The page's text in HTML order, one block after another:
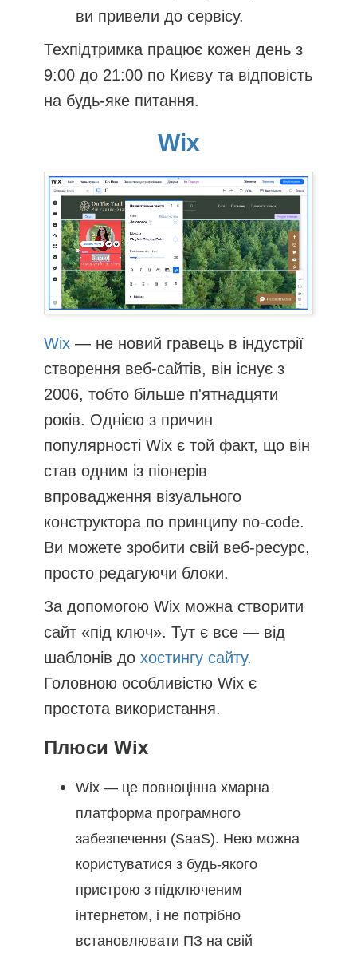
ви привели до сервісу.
Техпідтримка працює кожен день з
9:00 до 21:00 по Києву та відповість
на будь-яке питання.
Wix
Wix — не новий гравець в індустрії
створення веб-сайтів, він існує з
2006, тобто більше п'ятнадцяти
років. Однією з причин
популярності Wix є той факт, що він
став одним із піонерів
впровадження візуального
конструктора по принципу no-code.
Ви можете зробити свій веб-ресурс,
просто редагуючи блоки.
За допомогою Wix можна створити
сайт «під ключ». Тут є все — від
шаблонів до хостингу сайту.
Головною особливістю Wix є
простота використання.
Плюси Wix
Wix — це повноцінна хмарна
платформа програмного
забезпечення (SaaS). Нею можна
користуватися з будь-якого
пристрою з підключеним
інтернетом, і не потрібно
встановлювати ПЗ на свій